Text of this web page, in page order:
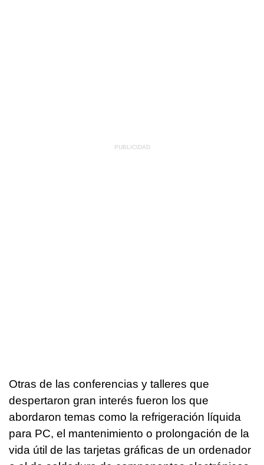
Otras de las conferencias y talleres que
despertaron gran interés fueron los que
abordaron temas como la refrigeración líquida
para PC, el mantenimiento o prolongación de la
vida útil de las tarjetas gráficas de un ordenador